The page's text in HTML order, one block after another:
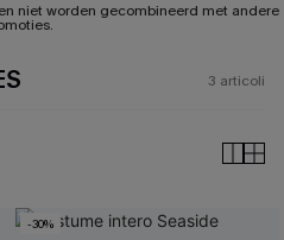
niet worden gecombineerd met andere
3 articoli
-30%